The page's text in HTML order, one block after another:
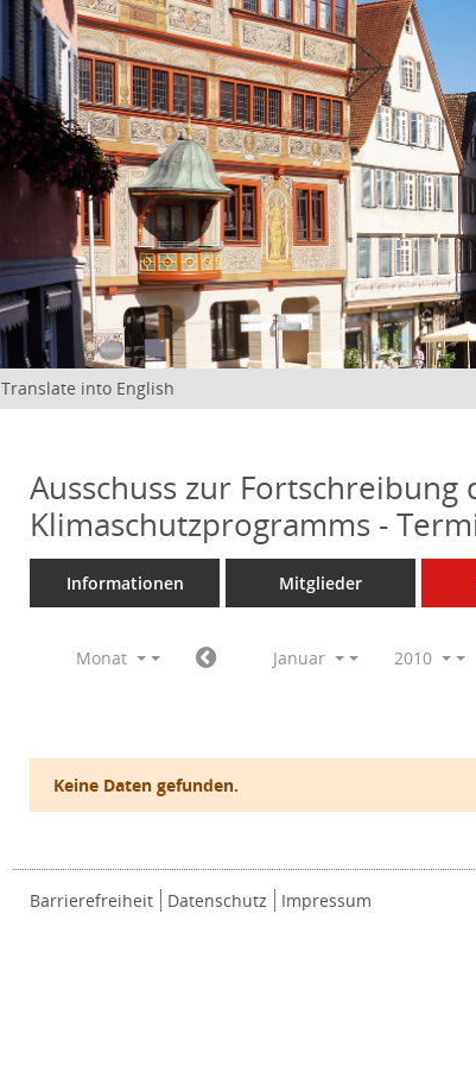
Translate into English
Ausschuss zur Fortschreibung
Klimaschutzprogramms -
Informationen Mitglieder
Monat Januar 2010
Keine Daten gefunden.
Barrierefreiheit Datenschutz Impressum